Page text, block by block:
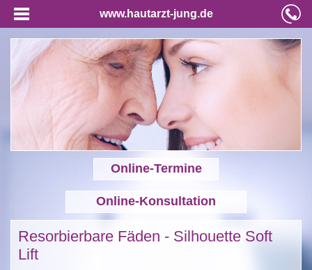
www.hautarzt-jung.de
Online-Termine
Online-Konsultation
Resorbierbare Fäden - Silhouette Soft
Lift